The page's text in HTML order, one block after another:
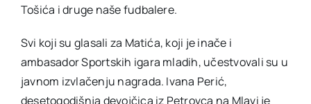
Tošića i druge naše fudbalere.
Svi koji su glasali za Matića, koji je inače i
ambasador Sportskih igara mladih, učestvovali su u
javnom izvlačenju nagrada. Ivana Perić,
desetogodišnja devojčica iz Petrovca na Mlavi je